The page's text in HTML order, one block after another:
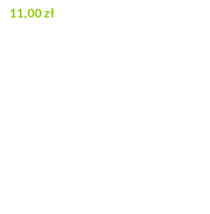
11,00 zł